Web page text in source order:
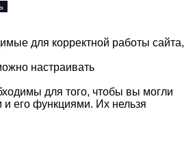
для корректной работы сайта,
настраивать
для того, чтобы вы могли
и его функциями. Их нельзя